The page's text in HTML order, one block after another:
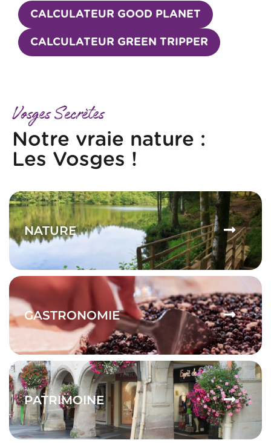
CALCULATEUR GOOD PLANET
CALCULATEUR GREEN TRIPPER
Vosges Secrètes
Notre vraie nature :
Les Vosges !
NATURE
GASTRONOMIE
PATRIMOINE